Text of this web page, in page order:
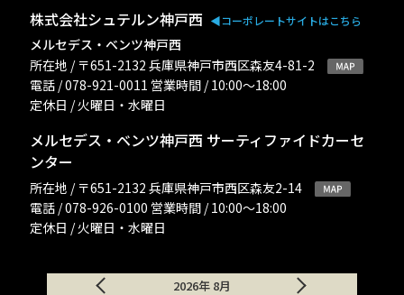
株式会社シュテルン神戸西 ◀︎コーポレートサイトはこちら
メルセデス・ベンツ神戸西
所在地 / 〒651-2132 兵庫県神戸市西区森友4-81-2
電話 / 078-921-0011 営業時間 / 10:00〜18:00
定休日 / 火曜日・水曜日
メルセデス・ベンツ神戸西 サーティファイドカーセ
ンター
所在地 / 〒651-2132 兵庫県神戸市西区森友2-14
電話 / 078-926-0100 営業時間 / 10:00〜18:00
定休日 / 火曜日・水曜日
2026年 8月